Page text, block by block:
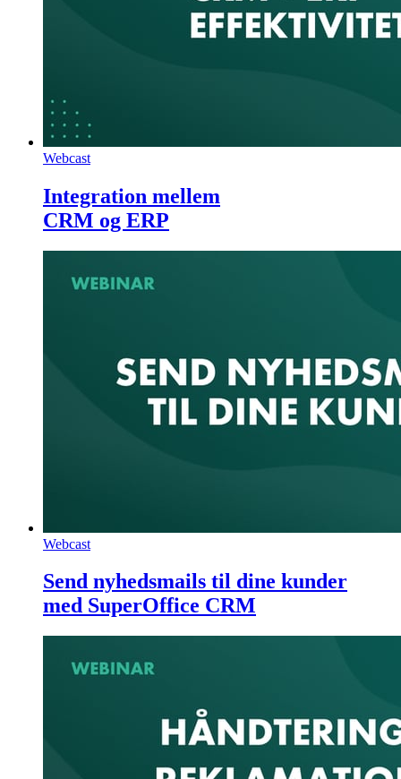
Webcast
Integration mellem
CRM og ERP
Webcast
Send nyhedsmails til dine kunder
med SuperOffice CRM